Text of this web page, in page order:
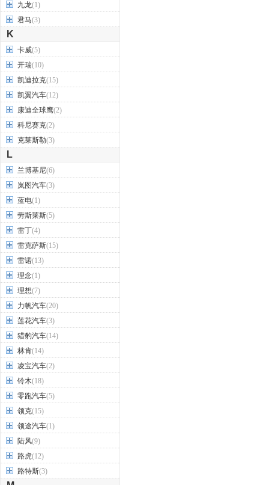
九龙(1)
君马(3)
K
卡威(5)
开瑞(10)
凯迪拉克(15)
凯翼汽车(12)
康迪全球鹰(2)
科尼赛克(2)
克莱斯勒(3)
L
兰博基尼(6)
岚图汽车(3)
蓝电(1)
劳斯莱斯(5)
雷丁(4)
雷克萨斯(15)
雷诺(13)
理念(1)
理想(7)
力帆汽车(20)
莲花汽车(3)
猎豹汽车(14)
林肯(14)
凌宝汽车(2)
铃木(18)
零跑汽车(5)
领克(15)
领途汽车(1)
陆风(9)
路虎(12)
路特斯(3)